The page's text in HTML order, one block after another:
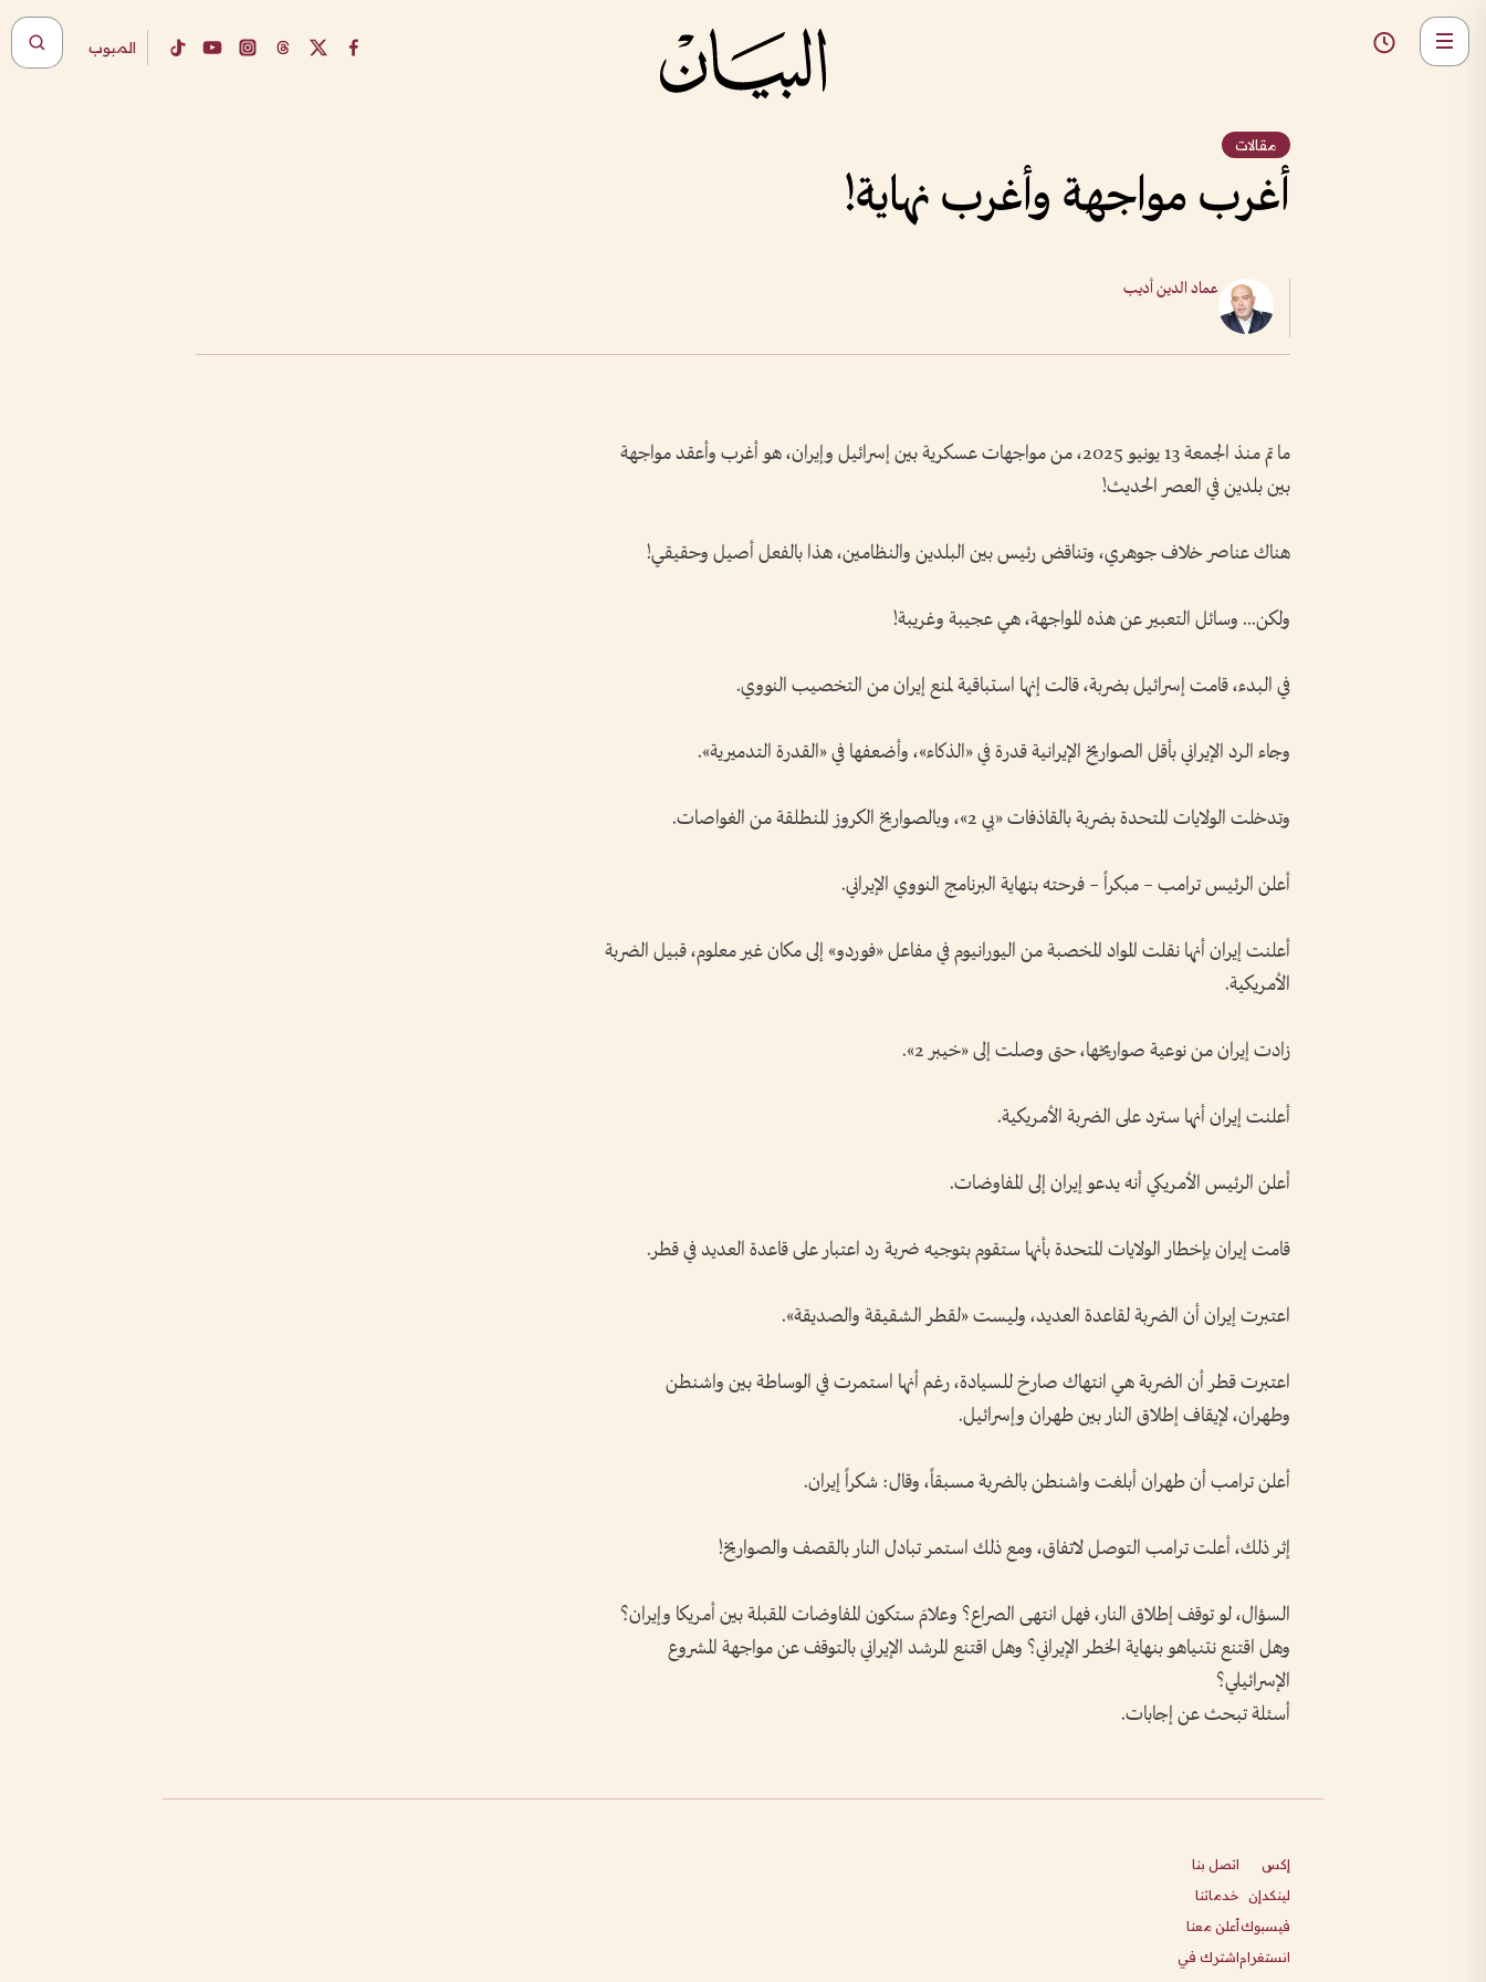
المبوب
مقالات
أغرب مواجهة وأغرب نهاية!
عماد الدين أديب
ما تم منذ الجمعة 13 يونيو 2025، من مواجهات عسكرية بين إسرائيل وإيران، هو أغرب وأعقد مواجهة
بين بلدين في العصر الحديث!
هناك عناصر خلاف جوهري، وتناقض رئيس بين البلدين والنظامين، هذا بالفعل أصيل وحقيقي!
ولكن... وسائل التعبير عن هذه المواجهة، هي عجيبة وغريبة!
في البدء، قامت إسرائيل بضربة، قالت إنها استباقية لمنع إيران من التخصيب النووي.
وجاء الرد الإيراني بأقل الصواريخ الإيرانية قدرة في «الذكاء»، وأضعفها في «القدرة التدميرية».
وتدخلت الولايات المتحدة بضربة بالقاذفات «بي 2»، وبالصواريخ الكروز المنطلقة من الغواصات.
أعلن الرئيس ترامب – مبكراً – فرحته بنهاية البرنامج النووي الإيراني.
أعلنت إيران أنها نقلت المواد المخصبة من اليورانيوم في مفاعل «فوردو» إلى مكان غير معلوم، قبيل الضربة
الأمريكية.
زادت إيران من نوعية صواريخها، حتى وصلت إلى «خيبر 2».
أعلنت إيران أنها سترد على الضربة الأمريكية.
أعلن الرئيس الأمريكي أنه يدعو إيران إلى المفاوضات.
قامت إيران بإخطار الولايات المتحدة بأنها ستقوم بتوجيه ضربة رد اعتبار على قاعدة العديد في قطر.
اعتبرت إيران أن الضربة لقاعدة العديد، وليست «لقطر الشقيقة والصديقة».
اعتبرت قطر أن الضربة هي انتهاك صارخ للسيادة، رغم أنها استمرت في الوساطة بين واشنطن
وطهران، لإيقاف إطلاق النار بين طهران وإسرائيل.
أعلن ترامب أن طهران أبلغت واشنطن بالضربة مسبقاً، وقال: شكراً إيران.
إثر ذلك، أعلت ترامب التوصل لاتفاق، ومع ذلك استمر تبادل النار بالقصف والصواريخ!
السؤال، لو توقف إطلاق النار، فهل انتهى الصراع؟ وعلامَ ستكون المفاوضات المقبلة بين أمريكا وإيران؟
وهل اقتنع نتنياهو بنهاية الخطر الإيراني؟ وهل اقتنع المرشد الإيراني بالتوقف عن مواجهة المشروع
الإسرائيلي؟
أسئلة تبحث عن إجابات.
إكس
لينكدإن
فيسبوك
انستغرام
اتصل بنا
خدماتنا
أعلن معنا
اشترك في